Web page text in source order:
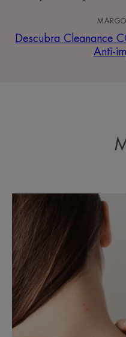
Descubra Cleanance
Anti-
Descubra
Acne
hormonal